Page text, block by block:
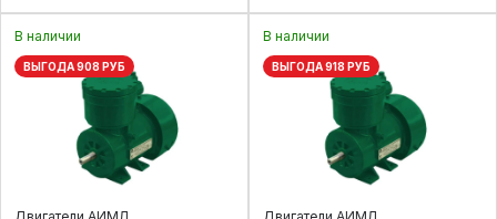
В наличии
ВЫГОДА 908 РУБ
В наличии
ВЫГОДА 918 РУБ